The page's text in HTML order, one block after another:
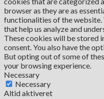
browser as they are as
functionalities of the
that help us analyze and
These cookies will be stored
consent. You also have the
But opting out of some of
your browsing experience.
Necessary
Necessary
Altid aktiveret